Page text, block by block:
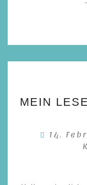
MEIN
14.